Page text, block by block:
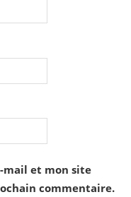
mail et mon site
commentaire.